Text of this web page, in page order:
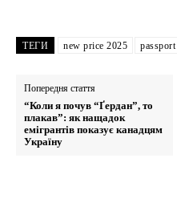
ТЕГИ new price 2025 passport
Попередня стаття
“Коли я почув “Ґердан”, то
плакав”: як нащадок
емігрантів показує канадцям
Україну